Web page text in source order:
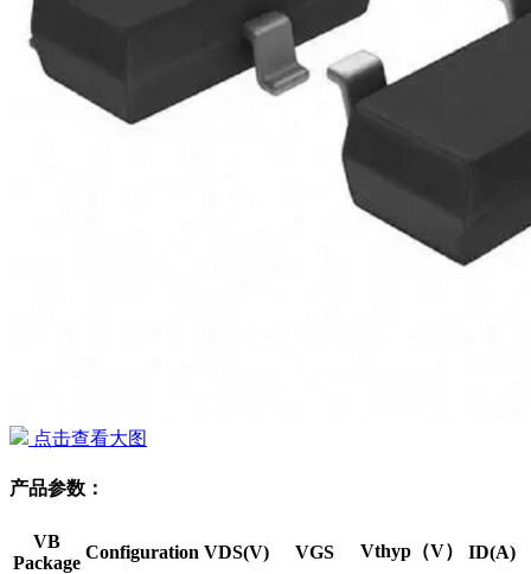
点击查看大图
产品参数：
VB
Package
Configuration VDS(V) VGS Vthyp（V）
ID(A)